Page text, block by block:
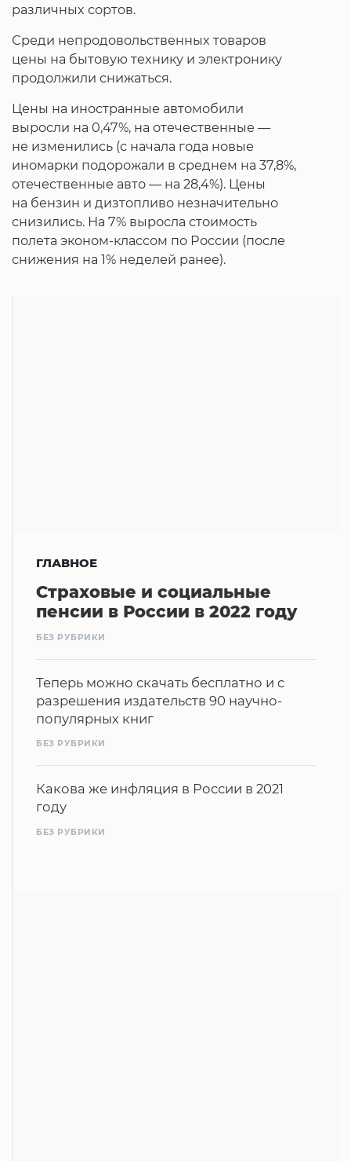
различных сортов.
Среди непродовольственных товаров
цены на бытовую технику и электронику
продолжили снижаться.
Цены на иностранные автомобили
выросли на 0,47%, на отечественные —
не изменились (с начала года новые
иномарки подорожали в среднем на 37,8%,
отечественные авто — на 28,4%). Цены
на бензин и дизтопливо незначительно
снизились. На 7% выросла стоимость
полета эконом-классом по России (после
снижения на 1% неделей ранее).
ГЛАВНОЕ
Страховые и социальные
пенсии в России в 2022 году
БЕЗ РУБРИКИ
Теперь можно скачать бесплатно и с
разрешения издательств 90 научно-
популярных книг
БЕЗ РУБРИКИ
Какова же инфляция в России в 2021
году
БЕЗ РУБРИКИ